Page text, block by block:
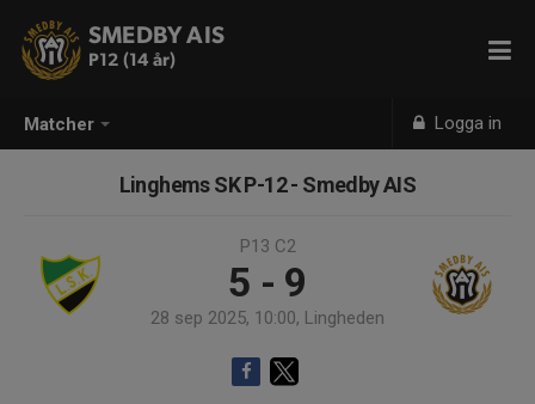
Matcher Logga in
SMEDBY AIS
P12 (14 år)
Linghems SK P-12 - Smedby AIS
P13 C2
5 - 9
28 sep 2025, 10:00, Lingheden